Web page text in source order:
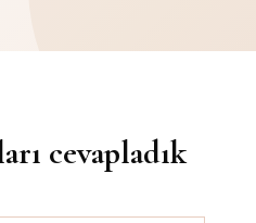
cevapladık